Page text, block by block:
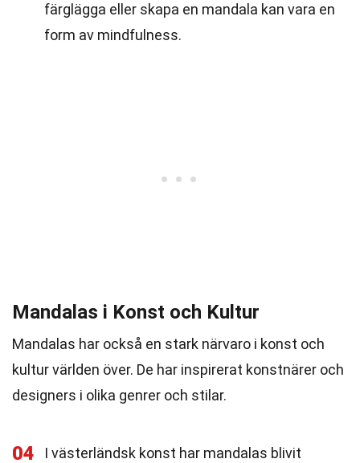
färglägga eller skapa en mandala kan vara en
form av mindfulness.
Mandalas i Konst och Kultur
Mandalas har också en stark närvaro i konst och
kultur världen över. De har inspirerat konstnärer och
designers i olika genrer och stilar.
04
I västerländsk konst har mandalas blivit